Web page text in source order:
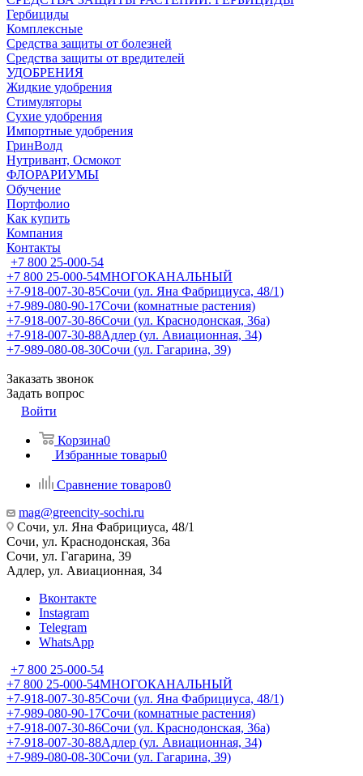
Гербициды
Комплексные
Средства защиты от болезней
Средства защиты от вредителей
УДОБРЕНИЯ
Жидкие удобрения
Стимуляторы
Сухие удобрения
Импортные удобрения
ГринВолд
Нутривант, Осмокот
ФЛОРАРИУМЫ
Обучение
Портфолио
Как купить
Компания
Контакты
+7 800 25-000-54
+7 800 25-000-54МНОГОКАНАЛЬНЫЙ
+7-918-007-30-85Сочи (ул. Яна Фабрициуса, 48/1)
+7-989-080-90-17Сочи (комнатные растения)
+7-918-007-30-86Сочи (ул. Краснодонская, 36а)
+7-918-007-30-88Адлер (ул. Авиационная, 34)
+7-989-080-08-30Сочи (ул. Гагарина, 39)
Заказать звонок
Задать вопрос
Войти
Корзина0
Избранные товары0
Сравнение товаров0
mag@greencity-sochi.ru
Сочи, ул. Яна Фабрициуса, 48/1
Сочи, ул. Краснодонская, 36а
Сочи, ул. Гагарина, 39
Адлер, ул. Авиационная, 34
Вконтакте
Instagram
Telegram
WhatsApp
+7 800 25-000-54
+7 800 25-000-54МНОГОКАНАЛЬНЫЙ
+7-918-007-30-85Сочи (ул. Яна Фабрициуса, 48/1)
+7-989-080-90-17Сочи (комнатные растения)
+7-918-007-30-86Сочи (ул. Краснодонская, 36а)
+7-918-007-30-88Адлер (ул. Авиационная, 34)
+7-989-080-08-30Сочи (ул. Гагарина, 39)